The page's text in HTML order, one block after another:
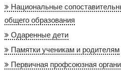
Национальные
общего образования
Одаренные дети
Памятки ученикам и родителям
Первичная профсоюзная